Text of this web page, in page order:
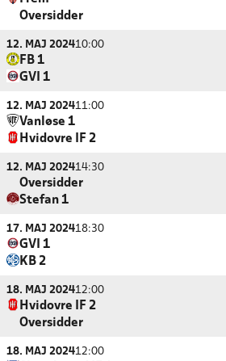
Oversidder
12. MAJ 202410:00
FB 1
GVI 1
12. MAJ 202411:00
Vanløse 1
Hvidovre IF 2
12. MAJ 202414:30
Oversidder
Stefan 1
17. MAJ 202418:30
GVI 1
KB 2
18. MAJ 202412:00
Hvidovre IF 2
Oversidder
18. MAJ 202412:00